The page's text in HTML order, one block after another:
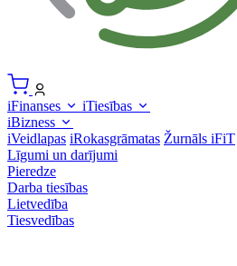
iFinanses
iTiesības
iBizness
iVeidlapas iRokasgrāmatas Žurnāls iFiT
Līgumi un darījumi
Pieredze
Darba tiesības
Lietvedība
Tiesvedības